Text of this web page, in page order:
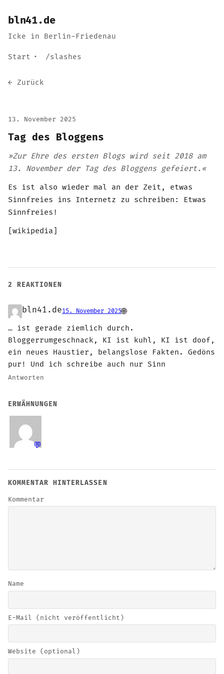
bln41.de
Icke in Berlin-Friedenau
Start /slashes
← Zurück
13. November 2025
Tag des Bloggens
»Zur Ehre des ersten Blogs wird seit 2018 am
13. November der Tag des Bloggens gefeiert.«
Es ist also wieder mal an der Zeit, etwas
Sinnfreies ins Internetz zu schreiben: Etwas
Sinnfreies!
wikipedia
2 REAKTIONEN
bln41.de15. November 2025🌐
… ist gerade ziemlich durch.
Bloggerrumgeschnack, KI ist kuhl, KI ist doof,
ein neues Haustier, belangslose Fakten. Gedöns
pur! Und ich schreibe auch nur Sinn
Antworten
ERWÄHNUNGEN
💬
KOMMENTAR HINTERLASSEN
Kommentar
Name
E-Mail (nicht veröffentlicht)
Website (optional)